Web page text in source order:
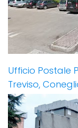
Ufficio Postale
Treviso,